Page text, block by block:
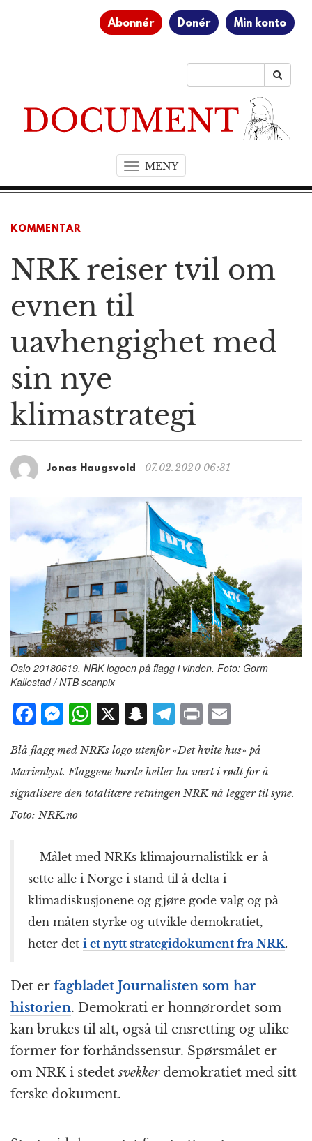
Abonnér Donér Min konto
MENYT
o
n
a
a
t
KOMMENTAR
NRK reiser tvil om
evnen til
uavhengighet med
sin nye
klimastrategi
Jonas Haugsvold 07.02.2020 06:31
Oslo 20180619. NRK logoen på flagg i vinden. Foto: Gorm
Kallestad / NTB scanpix
F
c
e
b
o
o
k
M
ss
e
n
g
e
r
W
at
s
A
p
X S
a
p
c
at
T
e
g
r
m
P
n
t
ai
l
Blå flagg med NRKs logo utenfor «Det hvite hus» på
Marienlyst. Flaggene burde heller ha vært i rødt for å
signalisere den totalitære retningen NRK nå legger til syne.
Foto: NRK.no
– Målet med NRKs klimajournalistikk er å
sette alle i Norge i stand til å delta i
klimadiskusjonene og gjøre gode valg og på
den måten styrke og utvikle demokratiet,
heter det i et nytt strategidokument fra NRK.
Det er fagbladet Journalisten som har
historien. Demokrati er honnørordet som
kan brukes til alt, også til ensretting og ulike
former for forhåndssensur. Spørsmålet er
om NRK i stedetsvekkerdemokratiet med sitt
ferske dokument.